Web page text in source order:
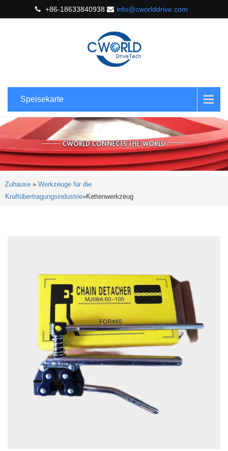
+86-18633840938 info@cworlddrive.com
Speisekarte
Zuhause » Werkzeuge für die
Kraftübertragungsindustrie»Kettenwerkzeug